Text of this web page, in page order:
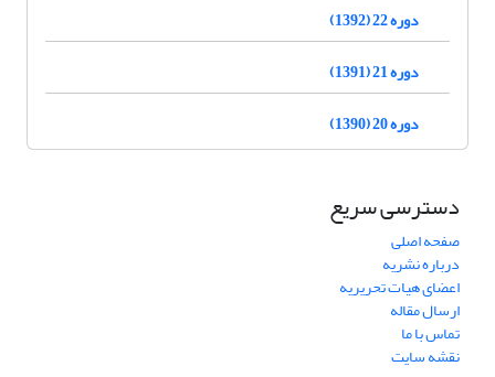
دوره 22 (1392)
دوره 21 (1391)
دوره 20 (1390)
دسترسی سریع
صفحه اصلی
درباره نشریه
اعضای هیات تحریریه
ارسال مقاله
تماس با ما
نقشه سایت